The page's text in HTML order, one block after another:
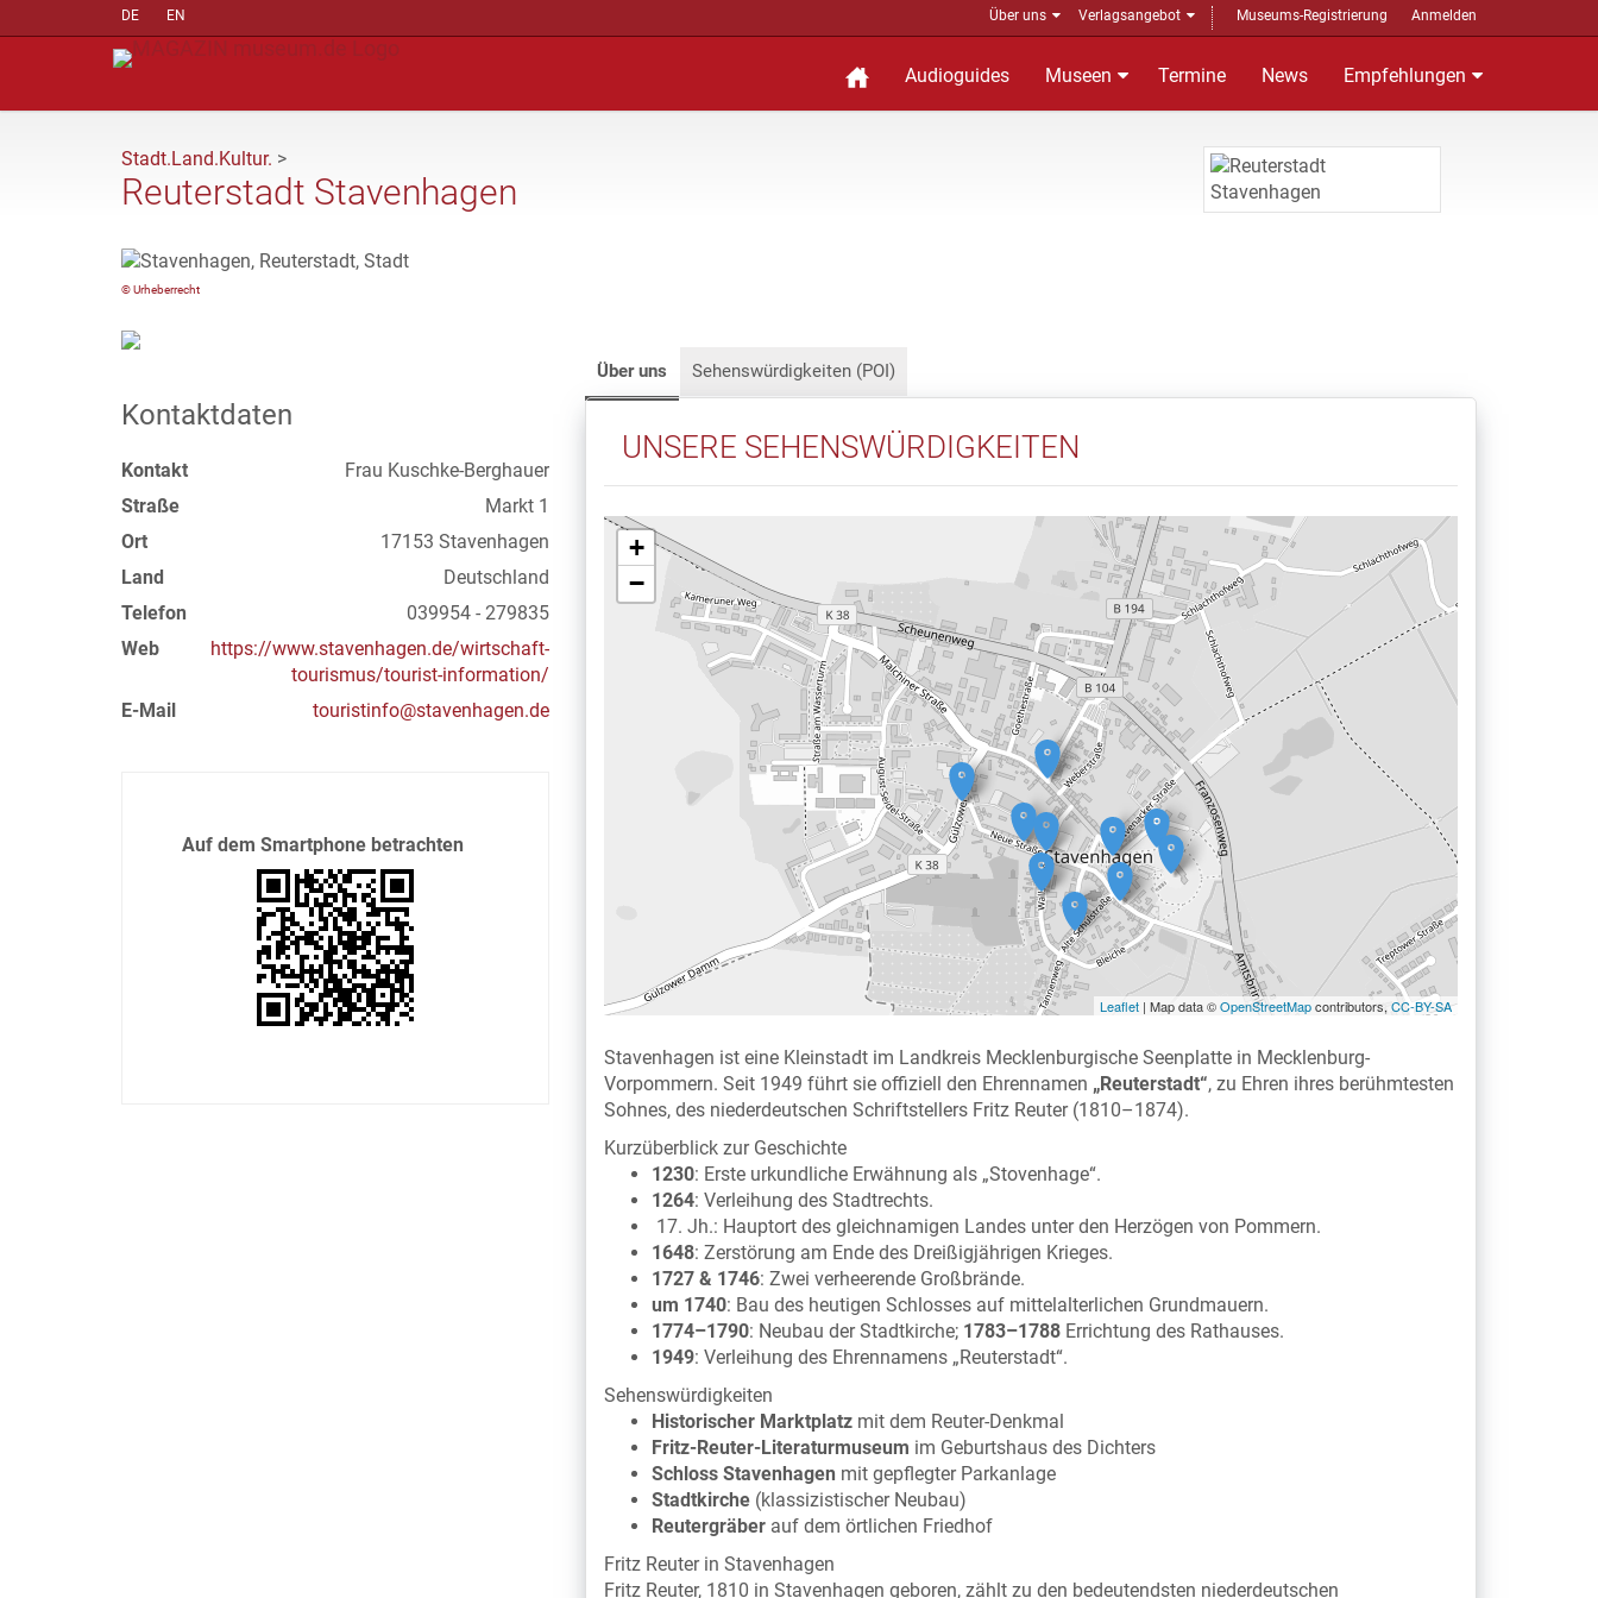
DE EN Über uns Verlagsangebot Museums-Registrierung Anmelden
Audioguides Museen Termine News Empfehlungen
Stadt.Land.Kultur. >
Reuterstadt Stavenhagen
© Urheberrecht
Kontaktdaten
Kontakt
Frau Kuschke-Berghauer
Straße
Markt 1
Ort
17153 Stavenhagen
Land
Deutschland
Telefon
039954 - 279835
Web
https://www.stavenhagen.de/wirtschaft-
tourismus/tourist-information/
E-Mail
touristinfo@stavenhagen.de
Auf dem Smartphone betrachten
Über uns Sehenswürdigkeiten (POI)
UNSERE SEHENSWÜRDIGKEITEN
+
−
Leaflet | Map data ©OpenStreetMapcontributors, CC-BY-SA
Stavenhagen ist eine Kleinstadt im Landkreis Mecklenburgische Seenplatte in Mecklenburg-
Vorpommern. Seit 1949 führt sie offiziell den Ehrennamen „Reuterstadt“, zu Ehren ihres berühmtesten
Sohnes, des niederdeutschen Schriftstellers Fritz Reuter (1810–1874).
Kurzüberblick zur Geschichte
1230: Erste urkundliche Erwähnung als „Stovenhage“.
1264: Verleihung des Stadtrechts.
17. Jh.: Hauptort des gleichnamigen Landes unter den Herzögen von Pommern.
1648: Zerstörung am Ende des Dreißigjährigen Krieges.
1727 & 1746: Zwei verheerende Großbrände.
um 1740: Bau des heutigen Schlosses auf mittelalterlichen Grundmauern.
1774–1790: Neubau der Stadtkirche; 1783–1788 Errichtung des Rathauses.
1949: Verleihung des Ehrennamens „Reuterstadt“.
Sehenswürdigkeiten
Historischer Marktplatz mit dem Reuter-Denkmal
Fritz-Reuter-Literaturmuseum im Geburtshaus des Dichters
Schloss Stavenhagen mit gepflegter Parkanlage
Stadtkirche (klassizistischer Neubau)
Reutergräber auf dem örtlichen Friedhof
Fritz Reuter in Stavenhagen
Fritz Reuter, 1810 in Stavenhagen geboren, zählt zu den bedeutendsten niederdeutschen